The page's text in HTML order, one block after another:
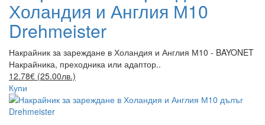
Холандия и Англия М10
Drehmeister
Накрайник за зареждане в Холандия и Англия М10 - BAYONET
Накрайника, преходника или адаптор..
12.78€ (25.00лв.)
Купи